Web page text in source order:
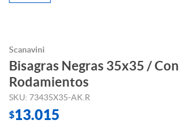
Scanavini
Bisagras Negras 35x35 / Con
Rodamientos
SKU: 73435X35-AK.R
$13.015